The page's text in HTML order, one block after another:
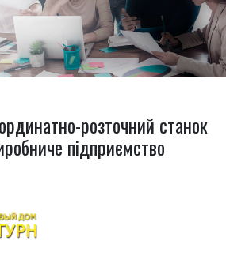
розточний станок
підприємство